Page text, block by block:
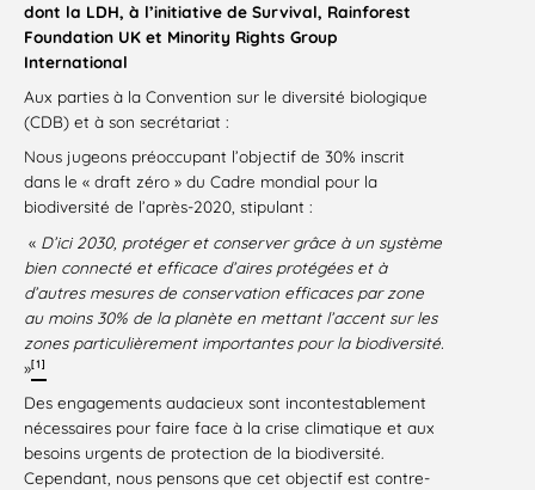
dont la LDH, à l’initiative de Survival, Rainforest
Foundation UK et Minority Rights Group
International
Aux parties à la Convention sur le diversité biologique
(CDB) et à son secrétariat :
Nous jugeons préoccupant l’objectif de 30% inscrit
dans le « draft zéro » du Cadre mondial pour la
biodiversité de l’après-2020, stipulant :
« D’ici 2030, protéger et conserver grâce à un système
bien connecté et efficace d’aires protégées et à
d’autres mesures de conservation efficaces par zone
au moins 30% de la planète en mettant l’accent sur les
zones particulièrement importantes pour la biodiversité.
»[1]
Des engagements audacieux sont incontestablement
nécessaires pour faire face à la crise climatique et aux
besoins urgents de protection de la biodiversité.
Cependant, nous pensons que cet objectif est contre-